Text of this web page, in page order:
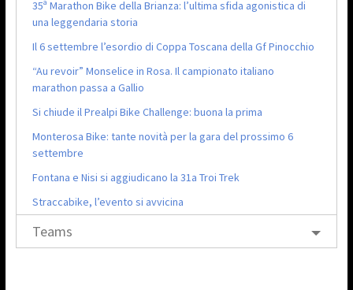
35ª Marathon Bike della Brianza: l’ultima sfida agonistica di
una leggendaria storia
Il 6 settembre l’esordio di Coppa Toscana della Gf Pinocchio
“Au revoir” Monselice in Rosa. Il campionato italiano
marathon passa a Gallio
Si chiude il Prealpi Bike Challenge: buona la prima
Monterosa Bike: tante novità per la gara del prossimo 6
settembre
Fontana e Nisi si aggiudicano la 31a Troi Trek
Straccabike, l’evento si avvicina
Teams